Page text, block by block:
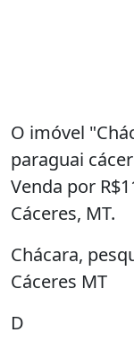
O imóvel
paraguai
Venda por
Cáceres, MT.
Chácara,
Cáceres MT
D